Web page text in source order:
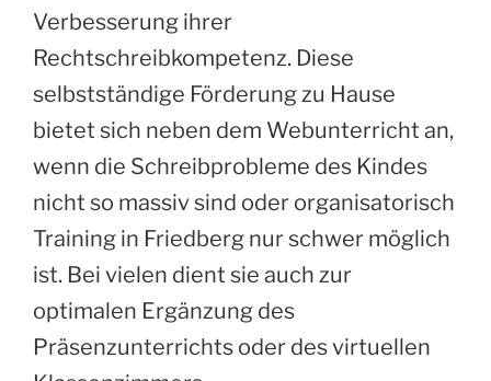
Verbesserung ihrer
Rechtschreibkompetenz. Diese
selbstständige Förderung zu Hause
bietet sich neben dem Webunterricht an,
wenn die Schreibprobleme des Kindes
nicht so massiv sind oder organisatorisch
Training in Friedberg nur schwer möglich
ist. Bei vielen dient sie auch zur
optimalen Ergänzung des
Präsenzunterrichts oder des virtuellen